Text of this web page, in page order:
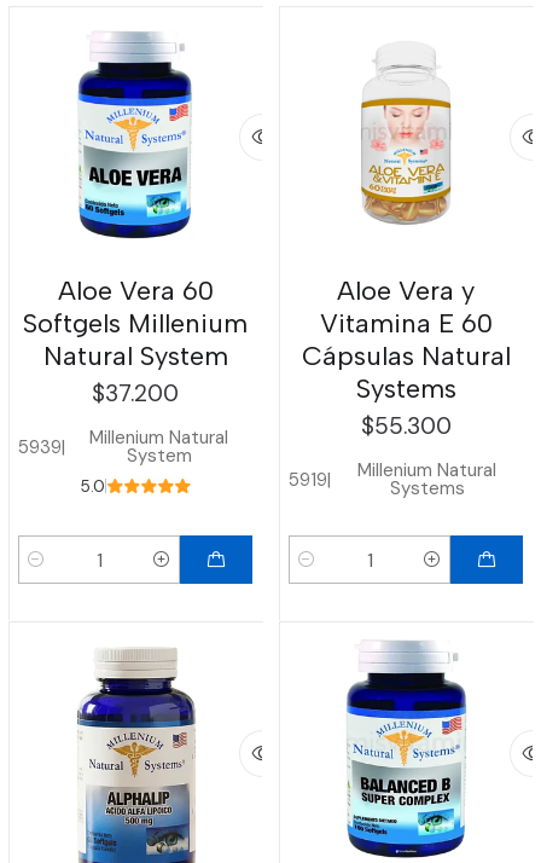
Aloe Vera 60
Softgels Millenium
Natural System
$37.200
5939| Millenium Natural
System
5.0
Cantidad
Aloe Vera y
Vitamina E 60
Cápsulas Natural
Systems
$55.300
5919| Millenium Natural
Systems
Cantidad